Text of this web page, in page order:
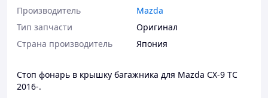
Производитель
Mazda
Тип запчасти
Оригинал
Страна производитель
Япония
Стоп фонарь в крышку багажника для Mazda CX-9 TC
2016-.